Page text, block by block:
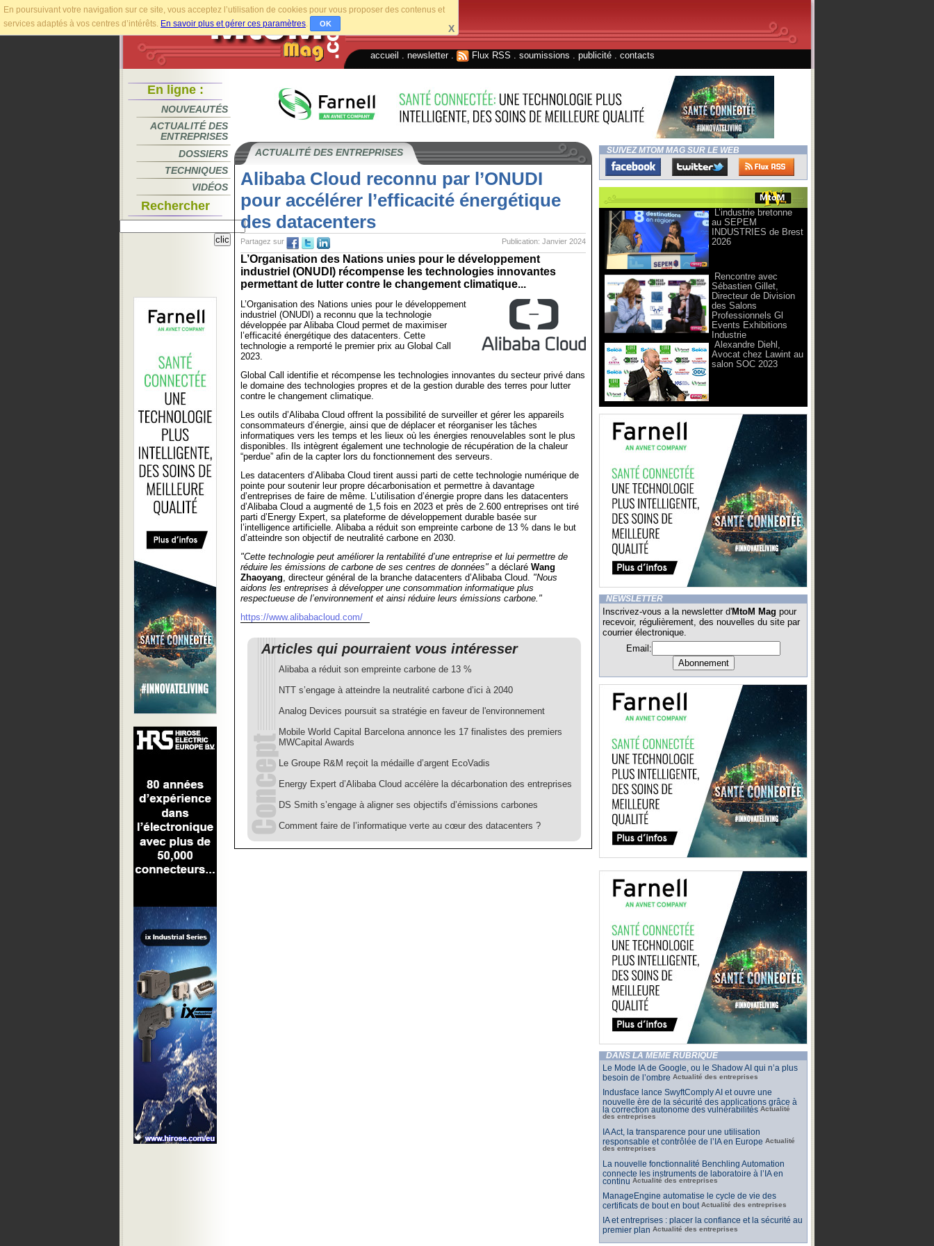
En poursuivant votre navigation sur ce site, vous acceptez l’utilisation de cookies pour vous proposer des contenus et
services adaptés à vos centres d’intérêts. En savoir plus et gérer ces paramètres. OK X
accueil newsletter. Flux RSS soumissions publicité contacts
En ligne :
NOUVEAUTÉS
ACTUALITÉ DES
ENTREPRISES
DOSSIERS
TECHNIQUES
VIDÉOS
Rechercher
ACTUALITÉ DES ENTREPRISES
Alibaba Cloud reconnu par l’ONUDI
pour accélérer l’efficacité énergétique
des datacenters
Publication: Janvier 2024
Partagez sur
L’Organisation des Nations unies pour le développement
industriel (ONUDI) récompense les technologies innovantes
permettant de lutter contre le changement climatique...
L’Organisation des Nations unies pour le développement
industriel (ONUDI) a reconnu que la technologie
développée par Alibaba Cloud permet de maximiser
l’efficacité énergétique des datacenters. Cette
technologie a remporté le premier prix au Global Call
2023.
Global Call identifie et récompense les technologies innovantes du secteur privé dans
le domaine des technologies propres et de la gestion durable des terres pour lutter
contre le changement climatique.
Les outils d’Alibaba Cloud offrent la possibilité de surveiller et gérer les appareils
consommateurs d’énergie, ainsi que de déplacer et réorganiser les tâches
informatiques vers les temps et les lieux où les énergies renouvelables sont le plus
disponibles. Ils intègrent également une technologie de récupération de la chaleur
“perdue” afin de la capter lors du fonctionnement des serveurs.
Les datacenters d’Alibaba Cloud tirent aussi parti de cette technologie numérique de
pointe pour soutenir leur propre décarbonisation et permettre à davantage
d’entreprises de faire de même. L’utilisation d’énergie propre dans les datacenters
d’Alibaba Cloud a augmenté de 1,5 fois en 2023 et près de 2.600 entreprises ont tiré
parti d’Energy Expert, sa plateforme de développement durable basée sur
l’intelligence artificielle. Alibaba a réduit son empreinte carbone de 13 % dans le but
d’atteindre son objectif de neutralité carbone en 2030.
"Cette technologie peut améliorer la rentabilité d’une entreprise et lui permettre de
réduire les émissions de carbone de ses centres de données" a déclaré Wang
Zhaoyang, directeur général de la branche datacenters d’Alibaba Cloud. "Nous
aidons les entreprises à développer une consommation informatique plus
respectueuse de l’environnement et ainsi réduire leurs émissions carbone."
https://www.alibabacloud.com/
Articles qui pourraient vous intéresser
Alibaba a réduit son empreinte carbone de 13 %
NTT s’engage à atteindre la neutralité carbone d’ici à 2040
Analog Devices poursuit sa stratégie en faveur de l'environnement
Mobile World Capital Barcelona annonce les 17 finalistes des premiers
MWCapital Awards
Le Groupe R&M reçoit la médaille d’argent EcoVadis
Energy Expert d’Alibaba Cloud accélère la décarbonation des entreprises
DS Smith s’engage à aligner ses objectifs d’émissions carbones
Comment faire de l’informatique verte au cœur des datacenters ?
SUIVEZ MTOM MAG SUR LE WEB
L’industrie bretonne
au SEPEM
INDUSTRIES de Brest
2026
Rencontre avec
Sébastien Gillet,
Directeur de Division
des Salons
Professionnels Gl
Events Exhibitions
Industrie
Alexandre Diehl,
Avocat chez Lawint au
salon SOC 2023
NEWSLETTER
Inscrivez-vous a la newsletter d'MtoM Mag pour
recevoir, régulièrement, des nouvelles du site par
courrier électronique.
Email:
DANS LA MÊME RUBRIQUE
Le Mode IA de Google, ou le Shadow AI qui n’a plus
besoin de l’ombre Actualité des entreprises
Indusface lance SwyftComply AI et ouvre une
nouvelle ère de la sécurité des applications grâce à
la correction autonome des vulnérabilités Actualité
des entreprises
IA Act, la transparence pour une utilisation
responsable et contrôlée de l’IA en Europe Actualité
des entreprises
La nouvelle fonctionnalité Benchling Automation
connecte les instruments de laboratoire à l’IA en
continu Actualité des entreprises
ManageEngine automatise le cycle de vie des
certificats de bout en bout Actualité des entreprises
IA et entreprises : placer la confiance et la sécurité au
premier plan Actualité des entreprises